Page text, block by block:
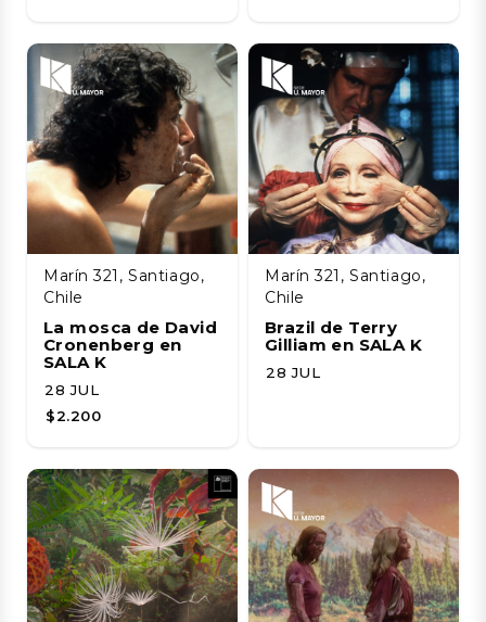
Marín 321, Santiago,
Chile
La mosca de David
Cronenberg en
SALA K
28 JUL
$2.200
Marín 321, Santiago,
Chile
Brazil de Terry
Gilliam en SALA K
28 JUL